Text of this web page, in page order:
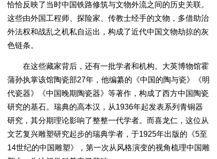
恰恰反映了当时中国铁路修筑与文物外流之间的历史关联。
这些由外国工程师、探险家、传教士经手的文物，多借助治
外法权和战乱之机私自运出，构成了近代中国文物劫掠的灰
色链条。
在这些藏家背后，还有一批学者和机构。大英博物馆霍
蒲孙执掌该馆陶瓷部27年，他编纂的《中国的陶与瓷》《明
代瓷器》《中国晚期陶瓷器》等著作，构成了西方中国陶瓷
研究的基石。瑞典的高本汉，从1936年起发表系列青铜器
研究，其分期理论影响了整整一代学者。而喜龙仁，这位从
文艺复兴雕塑研究起步的瑞典学者，于1925年出版的《5至
14世纪的中国雕塑》，第一次从风格演变的视角梳理中国雕